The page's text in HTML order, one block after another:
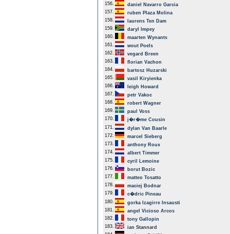
156.
daniel Navarro Garcia
157.
ruben Plaza Molina
158.
laurens Ten Dam
159.
daryl Impey
160.
maarten Wynants
161.
wout Poels
162.
vegard Breen
163.
florian Vachon
164.
bartosz Huzarski
165.
vasil Kiryienka
166.
leigh Howard
167.
petr Vakoc
168.
robert Wagner
169.
paul Voss
170.
j�r�me Cousin
171.
dylan Van Baarle
172.
marcel Sieberg
173.
anthony Roux
174.
albert Timmer
175.
cyril Lemoine
176.
borut Bozic
177.
matteo Tosatto
178.
maciej Bodnar
179.
c�dric Pineau
180.
gorka Izagirre Insausti
181.
angel Vicioso Arcos
182.
tony Gallopin
183.
ian Stannard